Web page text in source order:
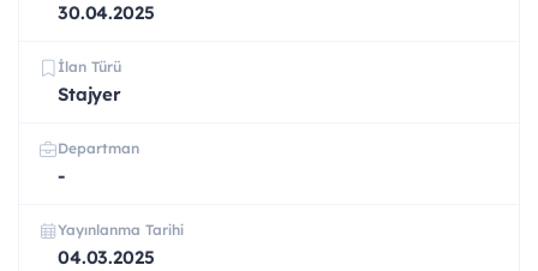
30.04.2025
İlan Türü
Stajyer
Departman
-
Yayınlanma Tarihi
04.03.2025